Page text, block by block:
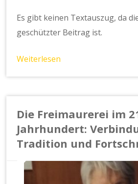
Es gibt keinen Textauszug, da
geschützter Beitrag ist.
Weiterlesen
Die Freimaurerei im
Jahrhundert:
Tradition und